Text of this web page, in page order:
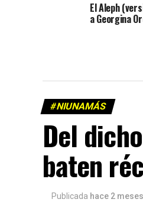
El Aleph
a Georgina
#NIUNAMÁS
Del
baten
Publicada hace 2 meses